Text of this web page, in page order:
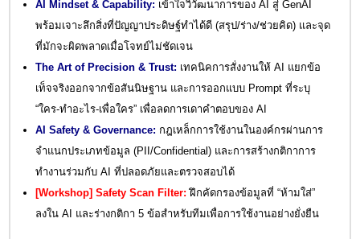
AI Mindset & Capability: เข้าใจวิวัฒนาการของ AI สู่ GenAI
พร้อมเจาะลึกสิ่งที่ปัญญาประดิษฐ์ทำได้ดี (สรุป/ร่าง/ช่วยคิด) และจุด
ที่มักจะผิดพลาดเมื่อโจทย์ไม่ชัดเจน
The Art of Precision & Trust: เทคนิคการสั่งงานให้ AI แยกข้อ
เท็จจริงออกจากข้อสันนิษฐาน และการออกแบบ Prompt ที่ระบุ
“ใคร-ทำอะไร-เพื่อใคร” เพื่อลดการเดาคำตอบของ AI
AI Safety & Governance: กฎเหล็กการใช้งานในองค์กรผ่านการ
จำแนกประเภทข้อมูล (PII/Confidential) และการสร้างกติกาการ
ทำงานร่วมกับ AI ที่ปลอดภัยและตรวจสอบได้
[Workshop]Safety Scan Filter: ฝึกคัดกรองข้อมูลที่ “ห้ามใส่”
ลงใน AI และร่างกติกา 5 ข้อสำหรับทีมเพื่อการใช้งานอย่างยั่งยืน